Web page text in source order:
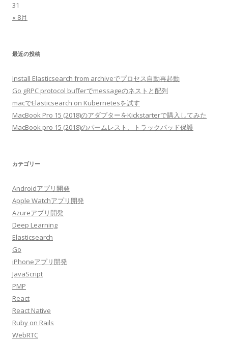
31
« 8月
最近の投稿
Install Elasticsearch from archiveでプロセス自動再起動
Go gRPC protocol bufferでmessageのネストと配列
macでElasticsearch on Kubernetesを試す
MacBook Pro 15 (2018)のアダプターをKickstarterで購入してみた
MacBook pro 15 (2018)のパームレスト、トラックパッド保護
カテゴリー
Androidアプリ開発
Apple Watchアプリ開発
Azureアプリ開発
Deep Learning
Elasticsearch
Go
iPhoneアプリ開発
JavaScript
PMP
React
React Native
Ruby on Rails
WebRTC